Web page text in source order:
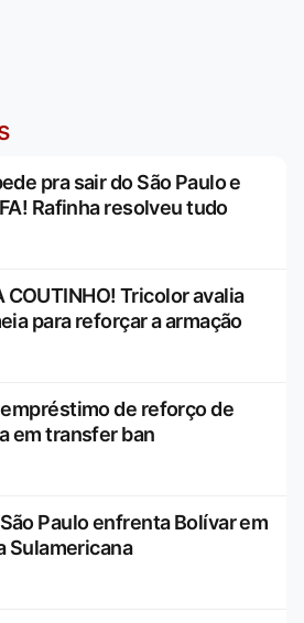
pra sair do São Paulo e
Rafinha resolveu tudo
COUTINHO! Tricolor avalia
para reforçar a armação
de reforço de
em transfer ban
Paulo enfrenta Bolívar em
Sulamericana